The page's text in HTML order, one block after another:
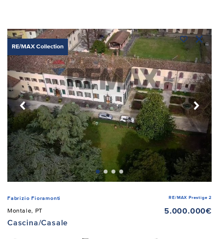
RE/MAX Collection
Fabrizio Fioramonti RE/MAX Prestige 2
Montale, PT
5.000.000€
Cascina/Casale